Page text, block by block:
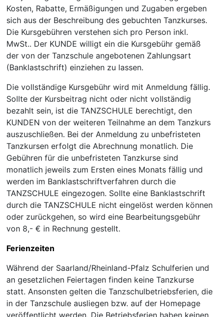
Kosten, Rabatte, Ermäßigungen und Zugaben ergeben
sich aus der Beschreibung des gebuchten Tanzkurses.
Die Kursgebühren verstehen sich pro Person inkl.
MwSt.. Der KUNDE willigt ein die Kursgebühr gemäß
der von der Tanzschule angebotenen Zahlungsart
(Banklastschrift) einziehen zu lassen.
Die vollständige Kursgebühr wird mit Anmeldung fällig.
Sollte der Kursbeitrag nicht oder nicht vollständig
bezahlt sein, ist die TANZSCHULE berechtigt, den
KUNDEN von der weiteren Teilnahme an dem Tanzkurs
auszuschließen. Bei der Anmeldung zu unbefristeten
Tanzkursen erfolgt die Abrechnung monatlich. Die
Gebühren für die unbefristeten Tanzkurse sind
monatlich jeweils zum Ersten eines Monats fällig und
werden im Banklastschriftverfahren durch die
TANZSCHULE eingezogen. Sollte eine Banklastschrift
durch die TANZSCHULE nicht eingelöst werden können
oder zurückgehen, so wird eine Bearbeitungsgebühr
von 8,- € in Rechnung gestellt.
Ferienzeiten
Während der Saarland/Rheinland-Pfalz Schulferien und
an gesetzlichen Feiertagen finden keine Tanzkurse
statt. Ansonsten gelten die Tanzschulbetriebsferien, die
in der Tanzschule ausliegen bzw. auf der Homepage
veröffentlicht werden. Die Betriebsferien haben keinen